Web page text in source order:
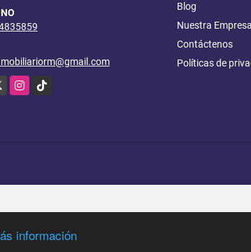
información
Instagram
TikTok
Blog
Nuestra Empresa
Contáctenos
Políticas de